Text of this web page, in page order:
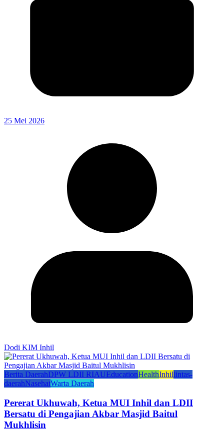
25 Mei 2026
Dodi KIM Inhil
Berita DaerahDPW LDII RIAUEducationHealthInhillintas-
daerahNasehatWarta Daerah
Pererat Ukhuwah, Ketua MUI Inhil dan LDII
Bersatu di Pengajian Akbar Masjid Baitul
Mukhlisin